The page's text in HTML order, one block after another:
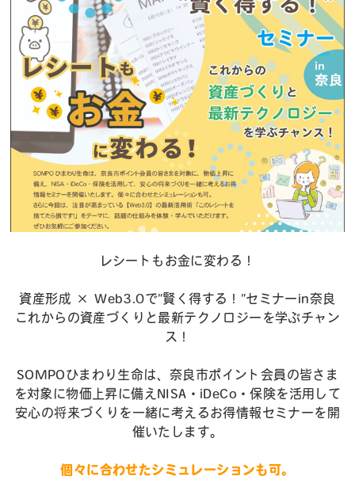
レシートもお金に変わる！
資産形成 × Web3.0で”賢く得する！”セミナーin奈良
これからの資産づくりと最新テクノロジーを学ぶチャン
ス！
SOMPOひまわり生命は、奈良市ポイント会員の皆さま
を対象に物価上昇に備えNISA・iDeCo・保険を活用して
安心の将来づくりを一緒に考えるお得情報セミナーを開
催いたします。
個々に合わせたシミュレーションも可。